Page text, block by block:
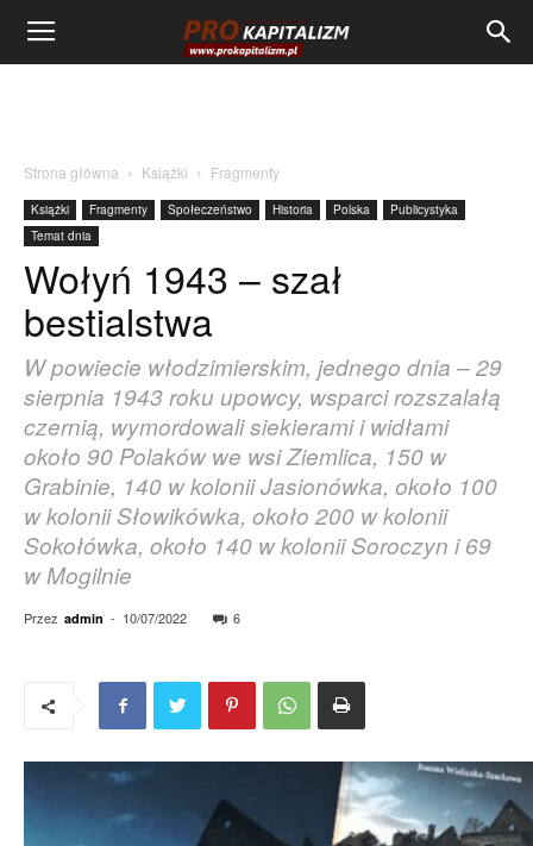
Strona główna Książki Fragmenty
Książki Fragmenty Społeczeństwo Historia Polska
Publicystyka
Temat dnia
Wołyń 1943 – szał
bestialstwa
W powiecie włodzimierskim, jednego dnia – 29
sierpnia 1943 roku upowcy, wsparci rozszalałą
czernią, wymordowali siekierami i widłami
około 90 Polaków we wsi Ziemlica, 150 w
Grabinie, 140 w kolonii Jasionówka, około 100
w kolonii Słowikówka, około 200 w kolonii
Sokołówka, około 140 w kolonii Soroczyn i 69
w Mogilnie
Przez admin - 10/07/2022 6